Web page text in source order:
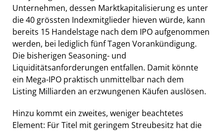
Unternehmen, dessen Marktkapitalisierung es unter
die 40 grössten Indexmitglieder hieven würde, kann
bereits 15 Handelstage nach dem IPO aufgenommen
werden, bei lediglich fünf Tagen Vorankündigung.
Die bisherigen Seasoning- und
Liquiditätsanforderungen entfallen. Damit könnte
ein Mega-IPO praktisch unmittelbar nach dem
Listing Milliarden an erzwungenen Käufen auslösen.
Hinzu kommt ein zweites, weniger beachtetes
Element: Für Titel mit geringem Streubesitz hat die